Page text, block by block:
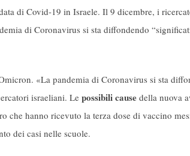
di Covid-19 in Israele. Il 9 dicembre, i
di Coronavirus si sta diffondendo
«La pandemia di Coronavirus si sta
israeliani. Le possibili cause della nuova
che hanno ricevuto la terza dose di vaccino
dei casi nelle scuole.